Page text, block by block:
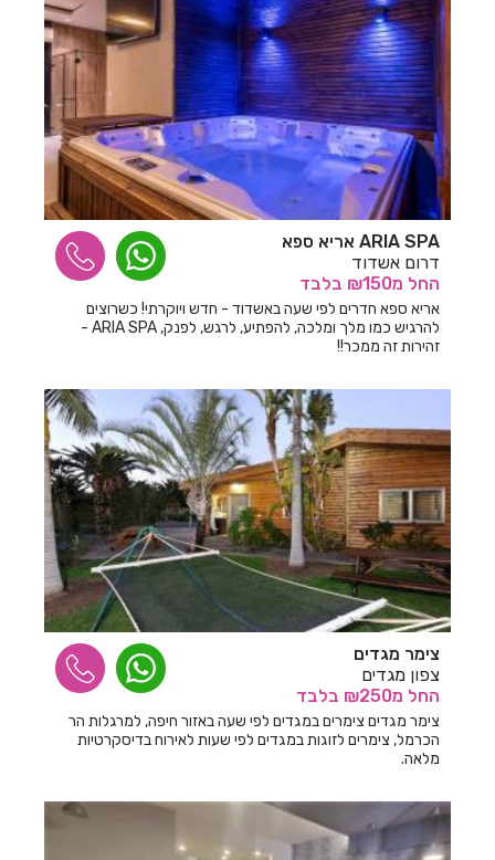
חדרים לפי שעה בשפר
חדרים לפי שעה בשתולה
חדרים לפי שעה בתל אביב
חדרים לפי שעה בתל מונד
חדרים לפי שעה בתל עדשים
חדרים לפי שעה בתלמי אלעזר
חדרים לפי שעה בתלמי בילו
חדרים לפי שעה בתלמי יחיאל
חדרים לפי שעה בתלמים
חדרים לפי שעה בתעוז
ARIA SPA אריא ספא
דרום אשדוד
החל מ₪150 בלבד
אריא ספא חדרים לפי שעה באשדוד - חדש ויוקרתי! כשרוצים
להרגיש כמו מלך ומלכה, להפתיע, לרגש, לפנק, ARIA SPA -
זהירות זה ממכר!!
צימר מגדים
צפון מגדים
החל מ₪250 בלבד
צימר מגדים צימרים במגדים לפי שעה באזור חיפה, למרגלות הר
הכרמל, צימרים לזוגות במגדים לפי שעות לאירוח בדיסקרטיות
מלאה.